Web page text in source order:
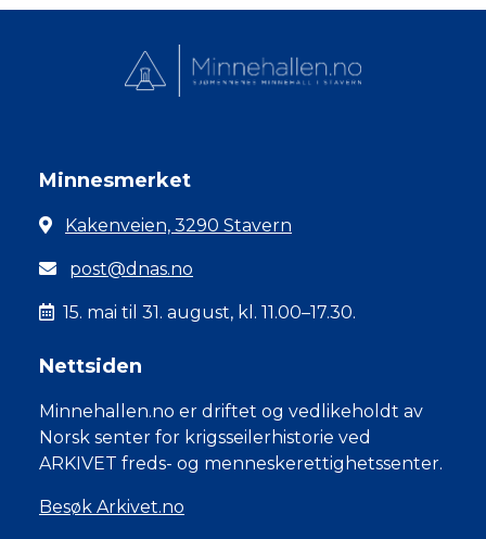
Minnesmerket
Kakenveien, 3290 Stavern
post@dnas.no
15. mai til 31. august, kl. 11.00–17.30.
Nettsiden
Minnehallen.no er driftet og vedlikeholdt av
Norsk senter for krigsseilerhistorie ved
ARKIVET freds- og menneskerettighetssenter.
Besøk Arkivet.no